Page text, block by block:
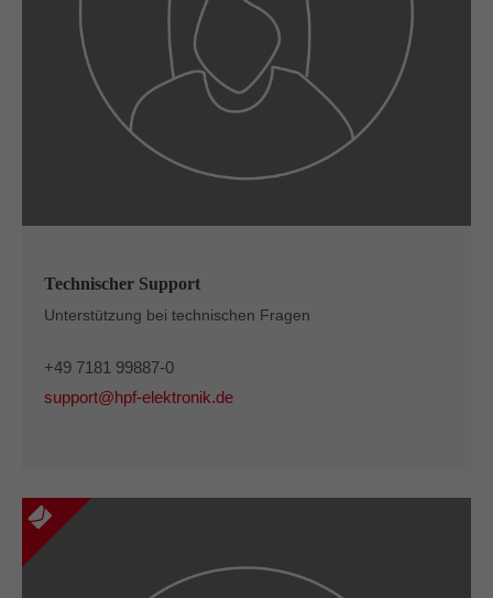
Technischer Support
Unterstützung bei technischen Fragen
+49 7181 99887-0
support@hpf-elektronik.de